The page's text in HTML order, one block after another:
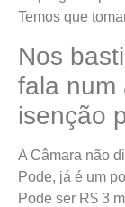
Temos que
Nos
fala num
isenção
A Câmara não
Pode, já é um
Pode ser R$ 3